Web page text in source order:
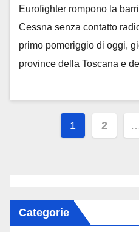
Eurofighter rompono la
Cessna senza contatto
primo pomeriggio di oggi,
province della Toscana e
1 2
Categorie